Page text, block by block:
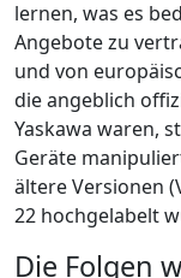
lernen, was es
Angebote zu
und von
die angeblich
Yaskawa waren,
Geräte
ältere Versionen
22 hochgelabelt
Die Folgen